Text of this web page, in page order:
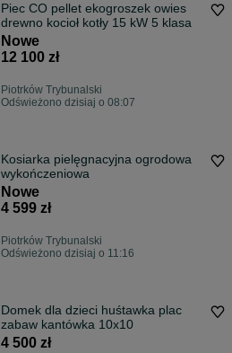
Piec CO pellet ekogroszek owies
drewno kocioł kotły 15 kW 5 klasa
Nowe
12 100 zł
Piotrków Trybunalski
Odświeżono dzisiaj o 08:07
Kosiarka pielęgnacyjna ogrodowa
wykończeniowa
Nowe
4 599 zł
Piotrków Trybunalski
Odświeżono dzisiaj o 11:16
Domek dla dzieci huśtawka plac
zabaw kantówka 10x10
4 500 zł